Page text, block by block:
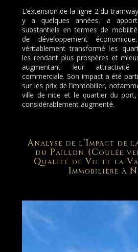
L’extension de la ligne 2 du
y a quelques années, a
substantiels en termes de
de développement
véritablement transformé les
les rendant plus prospères et
augmentant leur attractivité
commerciale. Son impact a été
sur les prix de l’immobilier,
ville de nice et le quartier du
considérablement augmenté.
Analyse de l’Impact de
du Paillon (Coulée
Qualité de Vie et la
Immobilière à